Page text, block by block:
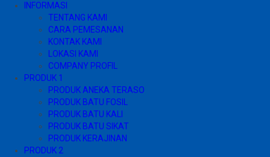
INFORMASI
TENTANG KAMI
CARA PEMESANAN
KONTAK KAMI
LOKASI KAMI
COMPANY PROFIL
PRODUK 1
PRODUK ANEKA TERASO
PRODUK BATU FOSIL
PRODUK BATU KALI
PRODUK BATU SIKAT
PRODUK KERAJINAN
PRODUK 2